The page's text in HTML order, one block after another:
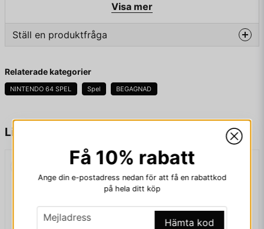
Liknande produkter
Visa mer
Ställ en produktfråga
Fråga oss något om denna produkten...
name
Mejladress
Relaterade kategorier
NINTENDO 64 SPEL Spel BEGAGNAD
Få 10% rabatt
Ange din e-postadress nedan för att få en rabattkod
på hela ditt köp
email
Mejladress Hämta kod